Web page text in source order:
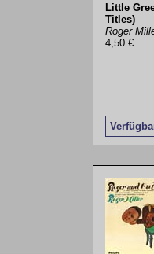
Little
Titles)
Roger
4,50 €